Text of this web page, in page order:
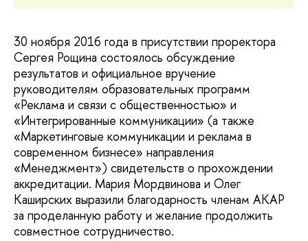
30 ноября 2016 года в присутствии проректора
Сергея Рощина состоялось обсуждение
результатов и официальное вручение
руководителям образовательных программ
«Реклама и связи с общественностью» и
«Интегрированные коммуникации» (а также
«Маркетинговые коммуникации и реклама в
современном бизнесе» направления
«Менеджмент») свидетельств о прохождении
аккредитации. Мария Мордвинова и Олег
Каширских выразили благодарность членам АКАР
за проделанную работу и желание продолжить
совместное сотрудничество.